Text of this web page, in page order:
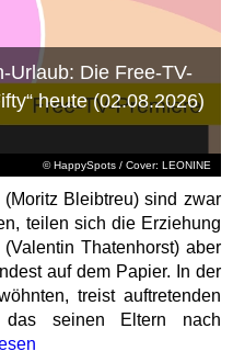
© HappySpots / Cover: LEONINE
Urlaub: Die Free-TV-
heute (02.08.2026)
Bleibtreu) sind zwar
teilen sich die Erziehung
Thatenhorst) aber
auf dem Papier. In der
treist auftretenden
das seinen Eltern nach